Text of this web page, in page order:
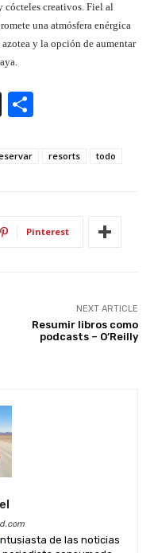
creativos. Fiel al
una atmósfera enérgica
y la opción de aumentar
X
ar
resorts todo
Pinterest
NEXT ARTICLE
Resumir libros como
podcasts – O’Reilly
de las noticias